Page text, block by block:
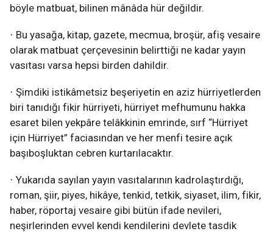
böyle matbuat, bilinen mânâda hür değildir.
· Bu yasağa, kitap, gazete, mecmua, broşür, afiş vesaire
olarak matbuat çerçevesinin belirttiği ne kadar yayın
vasıtası varsa hepsi birden dahildir.
· Şimdiki istikâmetsiz beşeriyetin en aziz hürriyetlerden
biri tanıdığı fikir hürriyeti, hürriyet mefhumunu hakka
esaret bilen yekpâre telâkkinin emrinde, sırf “Hürriyet
için Hürriyet” faciasından ve her menfi tesire açık
başıboşluktan cebren kurtarılacaktır.
· Yukarıda sayılan yayın vasıtalarının kadrolaştırdığı,
roman, şiir, piyes, hikâye, tenkid, tetkik, siyaset, ilim, fikir,
haber, röportaj vesaire gibi bütün ifade nevileri,
neşirlerinden evvel kendi kendilerini devlete tasdik